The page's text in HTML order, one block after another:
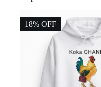
18% OFF